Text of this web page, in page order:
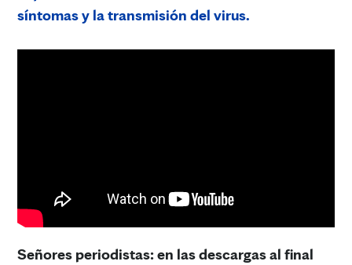
síntomas y la transmisión del virus.
Señores periodistas: en las descargas al final